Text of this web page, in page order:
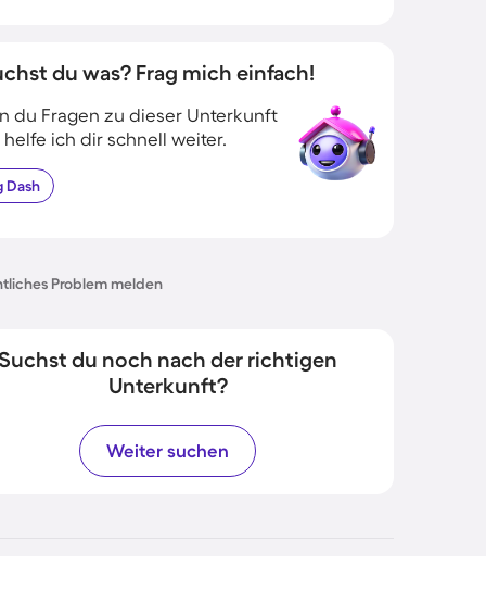
du was? Frag mich einfach!
du Fragen zu dieser Unterkunft
helfe ich dir schnell weiter.
Dash
Problem melden
du noch nach der richtigen
Unterkunft?
Weiter suchen